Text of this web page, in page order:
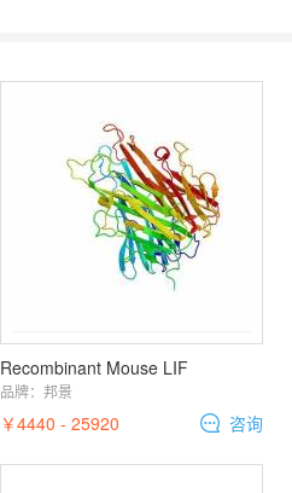
Recombinant Mouse LIF
品牌： 邦景
￥4440 - 25920 咨询